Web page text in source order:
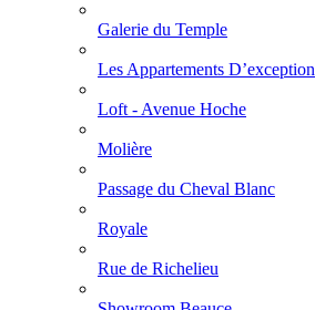
Galerie du Temple
Les Appartements D’exception
Loft - Avenue Hoche
Molière
Passage du Cheval Blanc
Royale
Rue de Richelieu